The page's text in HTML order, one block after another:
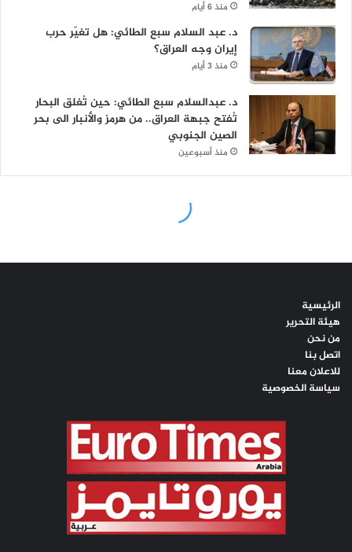
الرئيسية
هيئة التحرير
من نحن
اتصل بنا
للاعلان معنا
سياسة الخصوصية